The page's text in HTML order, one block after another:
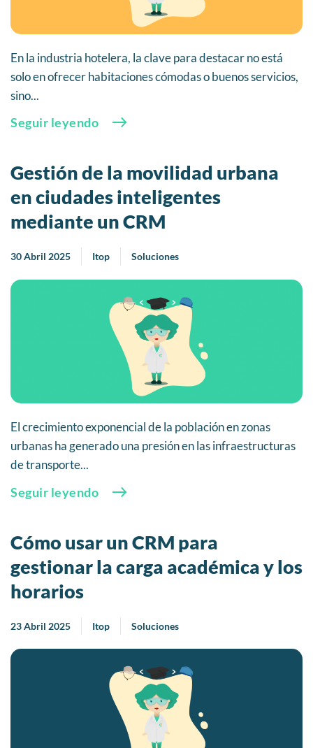
En la industria hotelera, la clave para destacar no está
solo en ofrecer habitaciones cómodas o buenos servicios,
sino...
Seguir leyendo
Gestión de la movilidad urbana
en ciudades inteligentes
mediante un CRM
30 Abril 2025 Itop Soluciones
El crecimiento exponencial de la población en zonas
urbanas ha generado una presión en las infraestructuras
de transporte...
Seguir leyendo
Cómo usar un CRM para
gestionar la carga académica y los
horarios
23 Abril 2025 Itop Soluciones